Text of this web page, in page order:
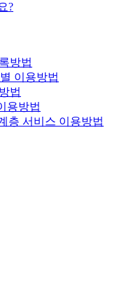
?
방법
이용방법
법
용방법
층 서비스 이용방법